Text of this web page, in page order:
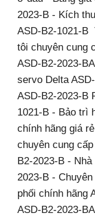
2023-B - Kích
ASD-B2-1021-B
tôi chuyên cung
ASD-B2-2023-
servo Delta
ASD-B2-2023-B
1021-B - Bảo trì
chính hãng giá
chuyên cung
B2-2023-B -
2023-B -
phối chính hãng
ASD-B2-2023-